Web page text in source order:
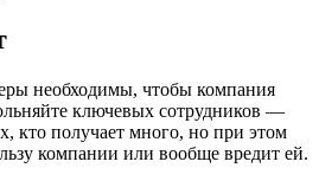
необходимы, чтобы компания
ключевых сотрудников —
кто получает много, но при этом
компании или вообще вредит ей.